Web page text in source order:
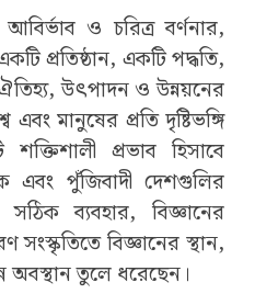
ও চরিত্র বর্ণনার,
প্রতিষ্ঠান, একটি পদ্ধতি,
উৎপাদন ও উন্নয়নের
মানুষের প্রতি দৃষ্টিভঙ্গি
প্রভাব হিসাবে
এবং পুঁজিবাদী দেশগুলির
ব্যবহার, বিজ্ঞানের
সংস্কৃতিতে বিজ্ঞানের স্থান,
অবস্থান তুলে ধরেছেন।